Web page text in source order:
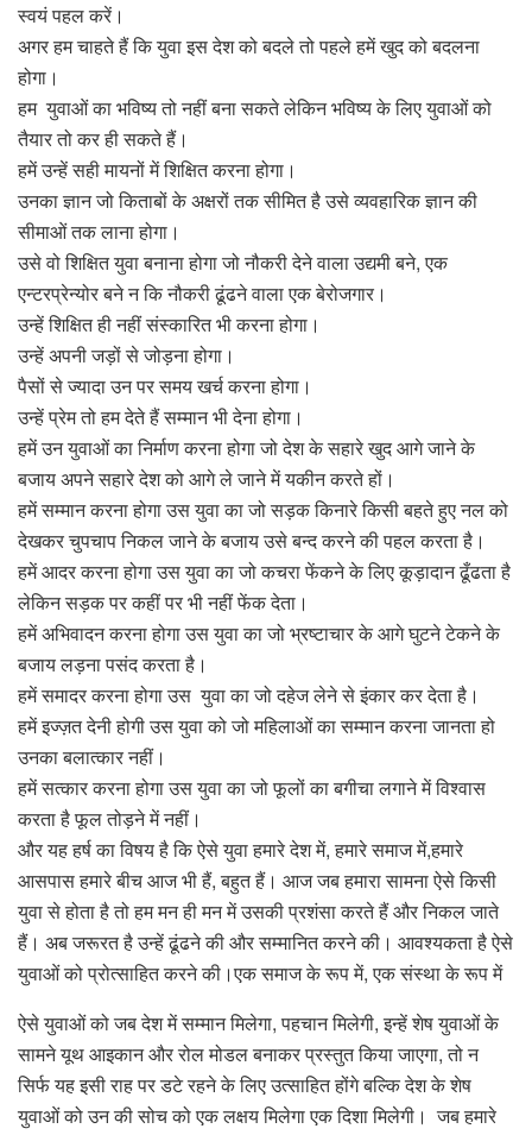
स्वयं पहल करें।
अगर हम चाहते हैं कि युवा इस देश को बदले तो पहले हमें खुद को बदलना
होगा।
हम युवाओं का भविष्य तो नहीं बना सकते लेकिन भविष्य के लिए युवाओं को
तैयार तो कर ही सकते हैं।
हमें उन्हें सही मायनों में शिक्षित करना होगा।
उनका ज्ञान जो किताबों के अक्षरों तक सीमित है उसे व्यवहारिक ज्ञान की
सीमाओं तक लाना होगा।
उसे वो शिक्षित युवा बनाना होगा जो नौकरी देने वाला उद्यमी बने, एक
एन्टरप्रेन्योर बने न कि नौकरी ढूंढने वाला एक बेरोजगार।
उन्हें शिक्षित ही नहीं संस्कारित भी करना होगा।
उन्हें अपनी जड़ों से जोड़ना होगा।
पैसों से ज्यादा उन पर समय खर्च करना होगा।
उन्हें प्रेम तो हम देते हैं सम्मान भी देना होगा।
हमें उन युवाओं का निर्माण करना होगा जो देश के सहारे खुद आगे जाने के
बजाय अपने सहारे देश को आगे ले जाने में यकीन करते हों।
हमें सम्मान करना होगा उस युवा का जो सड़क किनारे किसी बहते हुए नल को
देखकर चुपचाप निकल जाने के बजाय उसे बन्द करने की पहल करता है।
हमें आदर करना होगा उस युवा का जो कचरा फेंकने के लिए कूड़ादान ढूँढता है
लेकिन सड़क पर कहीं पर भी नहीं फेंक देता।
हमें अभिवादन करना होगा उस युवा का जो भ्रष्टाचार के आगे घुटने टेकने के
बजाय लड़ना पसंद करता है।
हमें समादर करना होगा उस युवा का जो दहेज लेने से इंकार कर देता है।
हमें इज्ज़त देनी होगी उस युवा को जो महिलाओं का सम्मान करना जानता हो
उनका बलात्कार नहीं।
हमें सत्कार करना होगा उस युवा का जो फूलों का बगीचा लगाने में विश्वास
करता है फूल तोड़ने में नहीं।
और यह हर्ष का विषय है कि ऐसे युवा हमारे देश में, हमारे समाज में,हमारे
आसपास हमारे बीच आज भी हैं, बहुत हैं। आज जब हमारा सामना ऐसे किसी
युवा से होता है तो हम मन ही मन में उसकी प्रशंसा करते हैं और निकल जाते
हैं। अब जरूरत है उन्हें ढूंढने की और सम्मानित करने की। आवश्यकता है ऐसे
युवाओं को प्रोत्साहित करने की।एक समाज के रूप में, एक संस्था के रूप में
ऐसे युवाओं को जब देश में सम्मान मिलेगा, पहचान मिलेगी, इन्हें शेष युवाओं के
सामने यूथ आइकान और रोल मोडल बनाकर प्रस्तुत किया जाएगा, तो न
सिर्फ यह इसी राह पर डटे रहने के लिए उत्साहित होंगे बल्कि देश के शेष
युवाओं को उन की सोच को एक लक्षय मिलेगा एक दिशा मिलेगी। जब हमारे